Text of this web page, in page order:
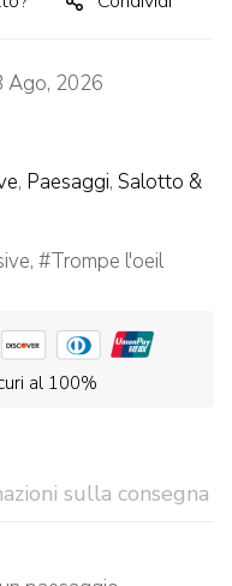
Ago, 2026
, Paesaggi, Salotto &
, Trompe l'oeil
al 100%
sulla consegna